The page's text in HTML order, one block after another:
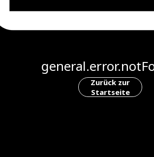
Zurück zur
Startseite